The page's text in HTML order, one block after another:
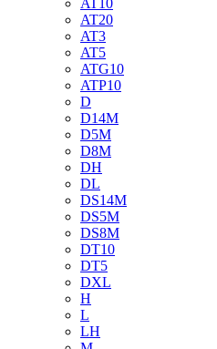
AT10
AT20
AT3
AT5
ATG10
ATP10
D
D14M
D5M
D8M
DH
DL
DS14M
DS5M
DS8M
DT10
DT5
DXL
H
L
LH